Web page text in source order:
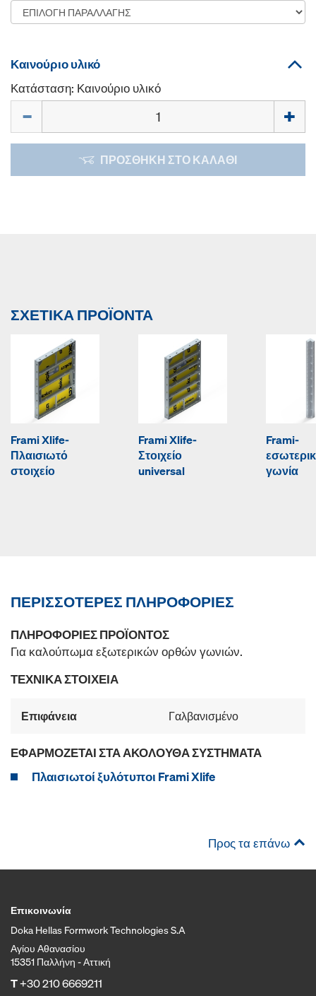
Καινούριο υλικό
Κατάσταση: Καινούριο υλικό
ΠΡΟΣΘΉΚΗ ΣΤΟ ΚΑΛΆΘΙ
ΣΧΕΤΙΚΆ ΠΡΟΪΌΝΤΑ
Frami Xlife-
Πλαισιωτό
στοιχείο
Frami Xlife-
Στοιχείο
universal
Frami-
γωνία
ΠΕΡΙΣΣΌΤΕΡΕΣ ΠΛΗΡΟΦΟΡΊΕΣ
ΠΛΗΡΟΦΟΡΊΕΣ ΠΡΟΪΌΝΤΟΣ
Για καλούπωμα εξωτερικών ορθών γωνιών.
ΤΕΧΝΙΚΆ ΣΤΟΙΧΕΊΑ
Επιφάνεια Γαλβανισμένο
ΕΦΑΡΜΌΖΕΤΑΙ ΣΤΑ ΑΚΌΛΟΥΘΑ ΣΥΣΤΉΜΑΤΑ
Πλαισιωτοί ξυλότυποι Frami Xlife
Προς τα επάνω
Επικοινωνία
Doka Hellas Formwork Technologies S.A
Αγίου Αθανασίου
15351 Παλλήνη - Αττική
T+30 210 6669211